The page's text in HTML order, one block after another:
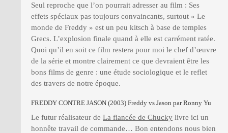
Seul reproche que l’on pourrait adresser au film : Ses
effets spéciaux pas toujours convaincants, surtout « Le
monde de Freddy » est un peu kitsch à base de temples
Grecs. L’explosion finale quand à elle est carrément ratée.
Quoi qu’il en soit ce film restera pour moi le chef d’œuvre
de la série et montre clairement ce que devraient être les
bons films de genre : une étude sociologique et le reflet
des travers de notre époque.
FREDDY CONTRE JASON (2003) Freddy vs Jason par Ronny Yu
Le futur réalisateur de La fiancée de Chucky livre ici un
honnête travail de commande… Bon entendons nous bien